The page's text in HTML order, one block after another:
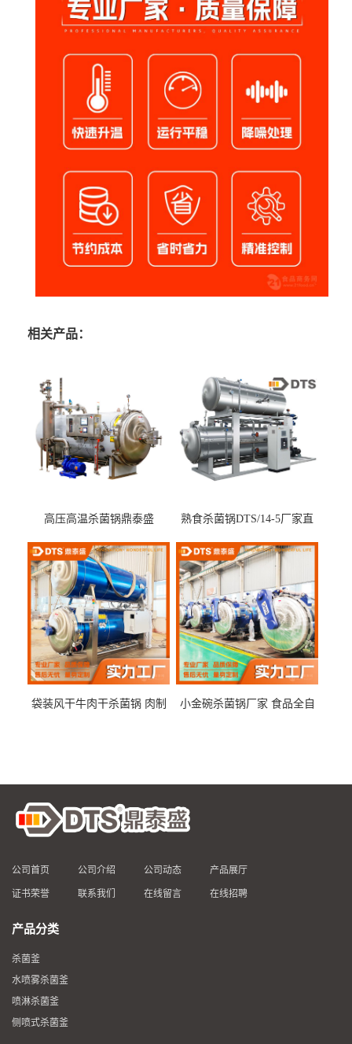
相关产品：
高压高温杀菌锅鼎泰盛
熟食杀菌锅DTS/14-5厂家直
袋装风干牛肉干杀菌锅 肉制
小金碗杀菌锅厂家 食品全自
公司首页 公司介绍 公司动态 产品展厅
证书荣誉 联系我们 在线留言 在线招聘
产品分类
杀菌釜
水喷雾杀菌釜
喷淋杀菌釜
侧喷式杀菌釜